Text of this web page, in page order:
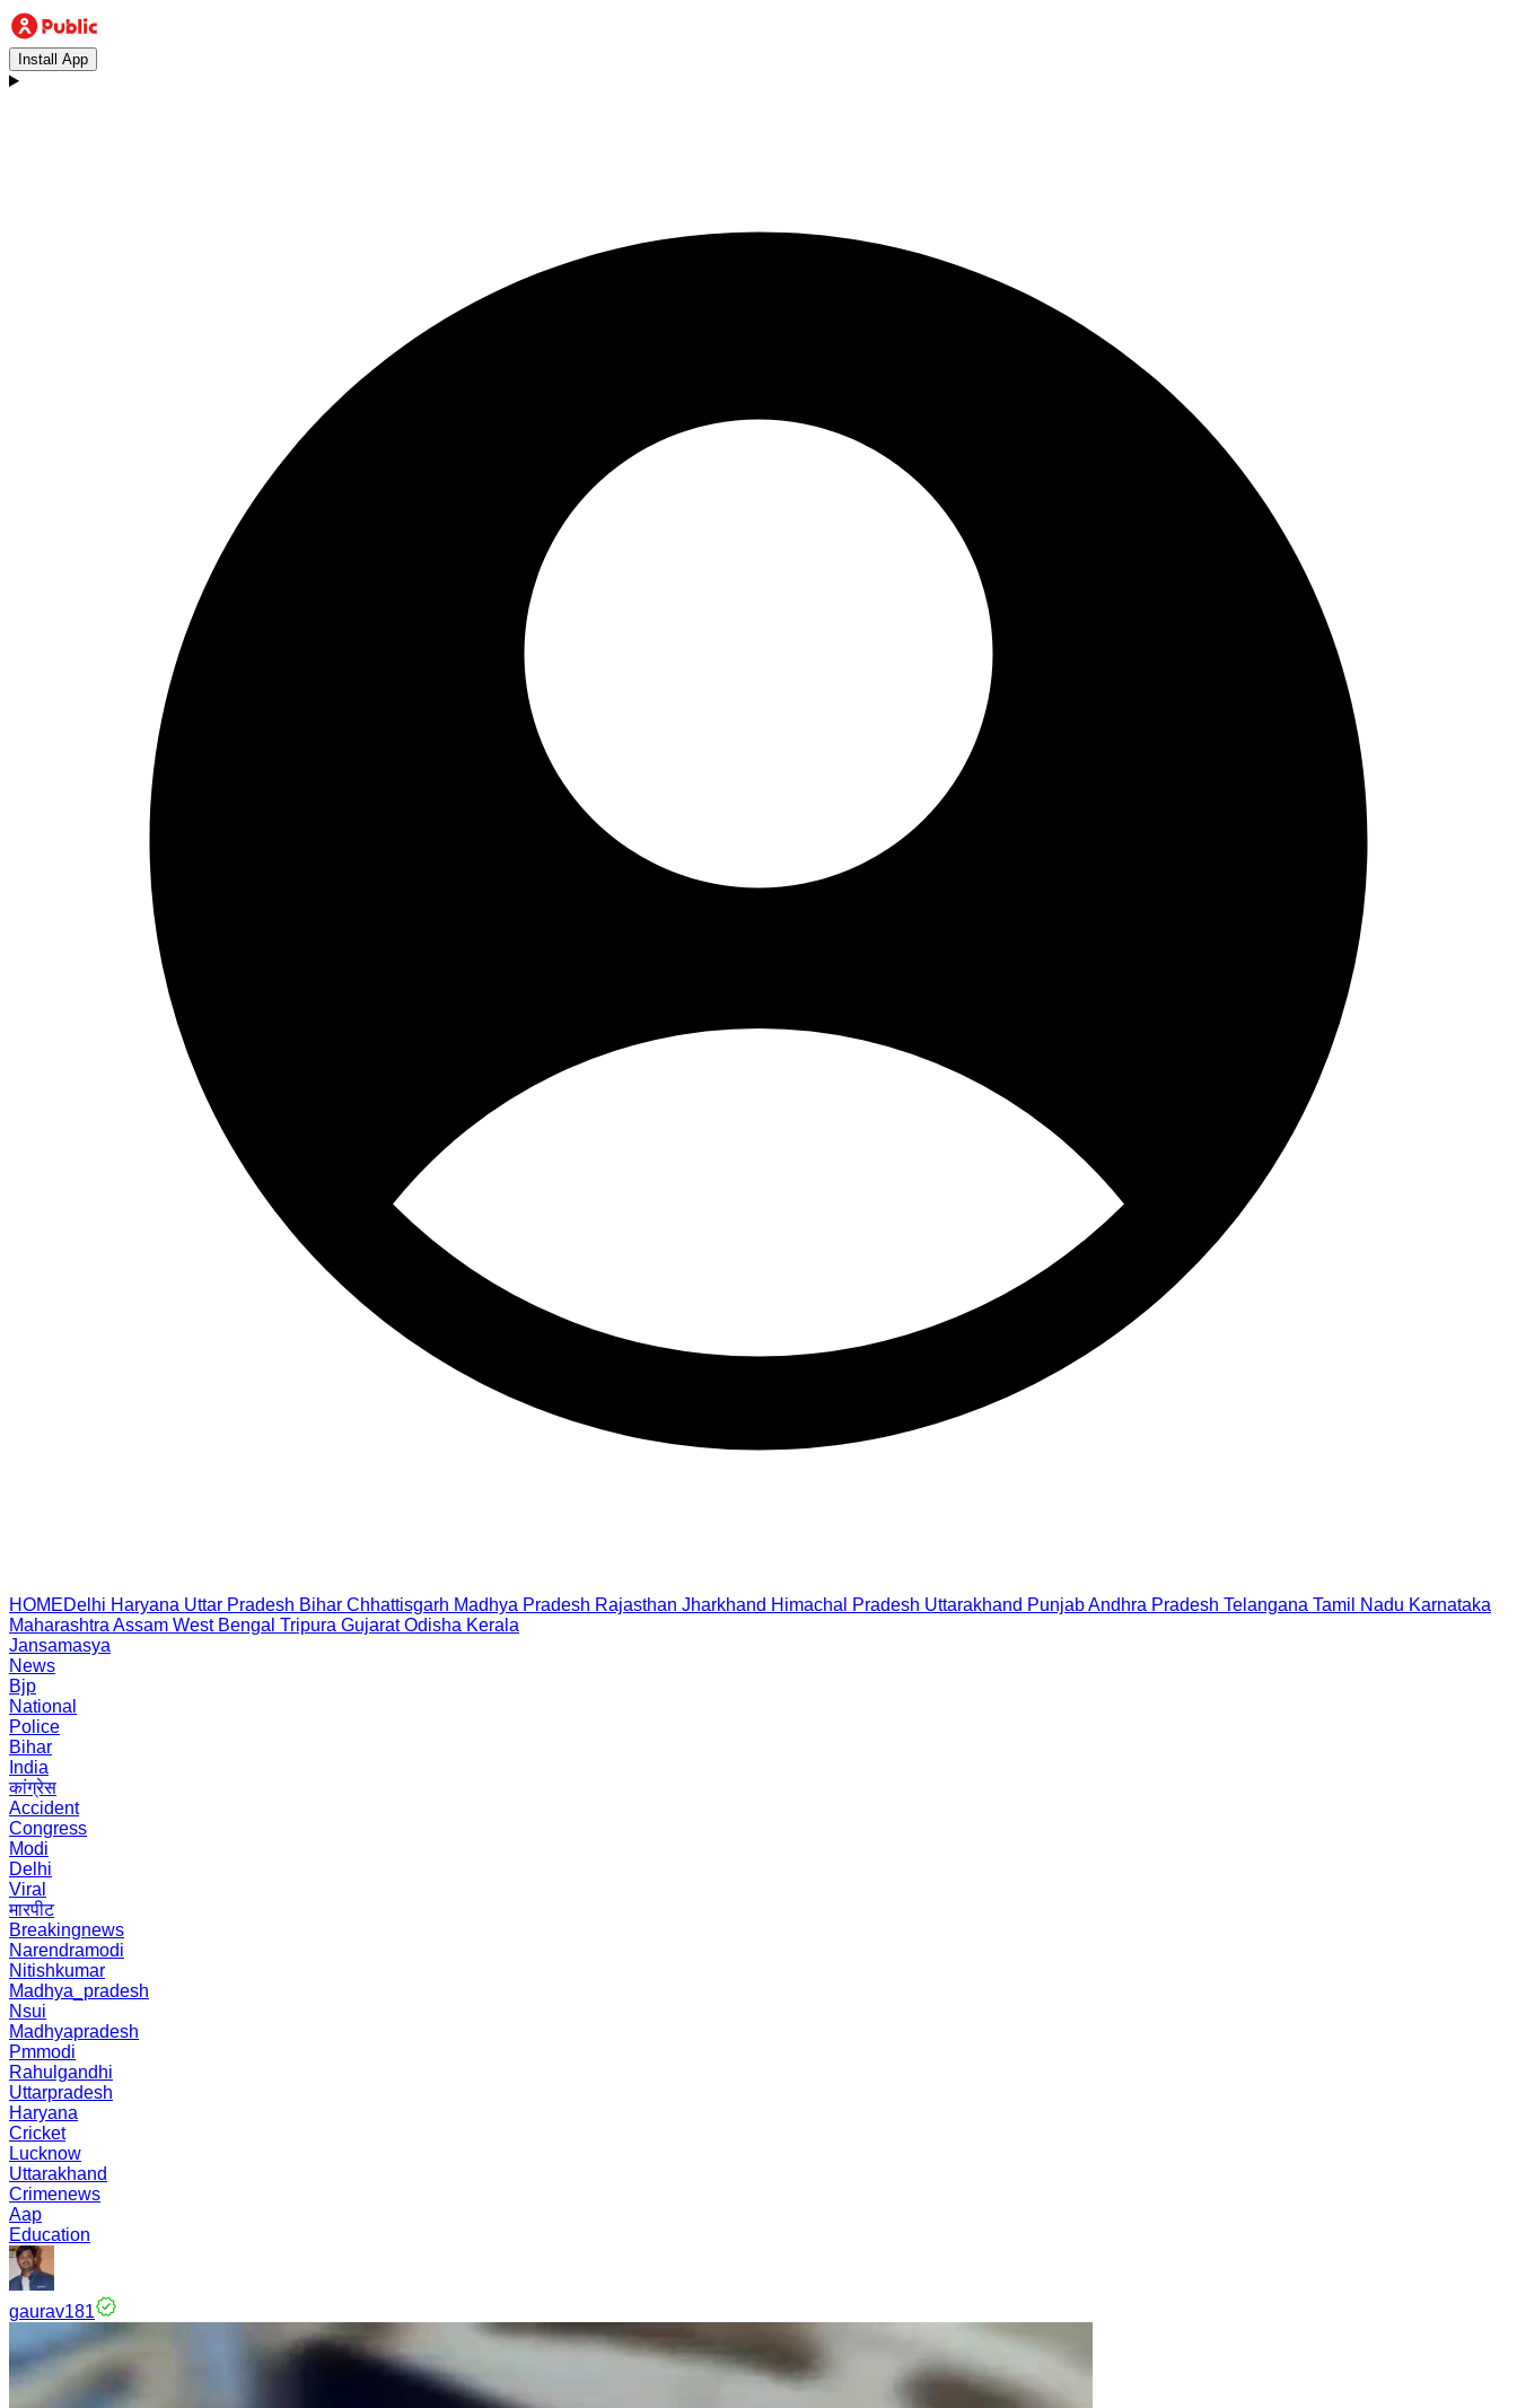
Install App
HOMEDelhi Haryana Uttar Pradesh Bihar Chhattisgarh Madhya Pradesh Rajasthan Jharkhand Himachal Pradesh Uttarakhand PunjabAndhra Pradesh Telangana Tamil Nadu Karnataka
Maharashtra Assam West Bengal Tripura Gujarat Odisha Kerala
Jansamasya
News
Bjp
National
Police
Bihar
India
कांग्रेस
Accident
Congress
Modi
Delhi
Viral
मारपीट
Breakingnews
Narendramodi
Nitishkumar
Madhya_pradesh
Nsui
Madhyapradesh
Pmmodi
Rahulgandhi
Uttarpradesh
Haryana
Cricket
Lucknow
Uttarakhand
Crimenews
Aap
Education
gaurav181